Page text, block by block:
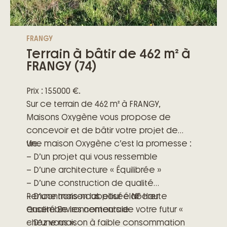
FRANGY
Terrain à bâtir de 462 m² à
FRANGY (74)
Prix : 155000 €.
Sur ce terrain de 462 m² à FRANGY,
Maisons Oxygène vous propose de
concevoir et de bâtir votre projet de
vie.
Une maison Oxygène c’est la promesse :
– D’un projet qui vous ressemble
– D’une architecture « Équilibrée »
– D’une construction de qualité
– D’une maison labellisée NF Haute
Qualité Environnementale
– D’une maison à faible consommation
Rencontrons-nous pour élaborer
ensemble les contours de votre futur «
chez vous ».